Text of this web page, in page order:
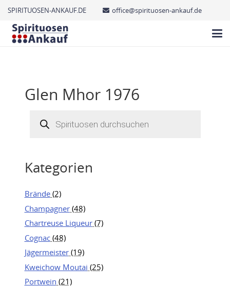
SPIRITUOSEN-ANKAUF.DE office@spirituosen-ankauf.de
Glen Mhor 1976
search
Kategorien
Brände (2)
Champagner (48)
Chartreuse Liqueur (7)
Cognac (48)
Jägermeister (19)
Kweichow Moutai (25)
Portwein (21)